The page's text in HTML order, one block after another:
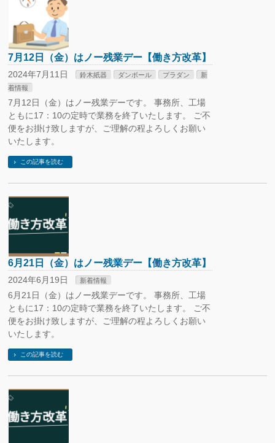
7月12日（金）はノー残業デー【働き方改革】
2024年7月11日 鈴木紙器 ダンボール プラダン
新
着情報
7月12日（金）はノー残業デーです。 事務所、工場
ともに17：10の定時で業務を終了いたします。 ご不
便をお掛け致しますが、ご理解の程よろしくお願い
いたします。
この記事を読む
6月21日（金）はノー残業デー【働き方改革】
2024年6月19日 新着情報
6月21日（金）はノー残業デーです。 事務所、工場
ともに17：10の定時で業務を終了いたします。 ご不
便をお掛け致しますが、ご理解の程よろしくお願い
いたします。
この記事を読む